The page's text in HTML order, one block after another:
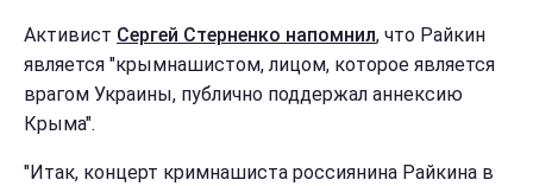
Активист Сергей Стерненко напомнил, что Райкин
является "крымнашистом, лицом, которое является
врагом Украины, публично поддержал аннексию
Крыма".
"Итак, концерт кримнашиста россиянина Райкина в